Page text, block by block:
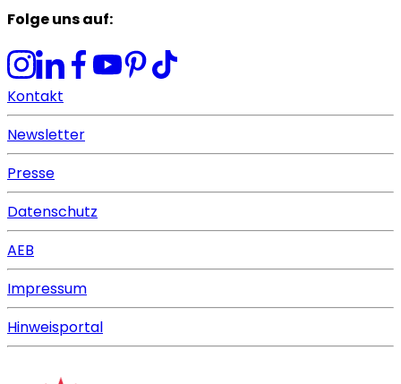
Folge uns auf:
Kontakt
Newsletter
Presse
Datenschutz
AEB
Impressum
Hinweisportal